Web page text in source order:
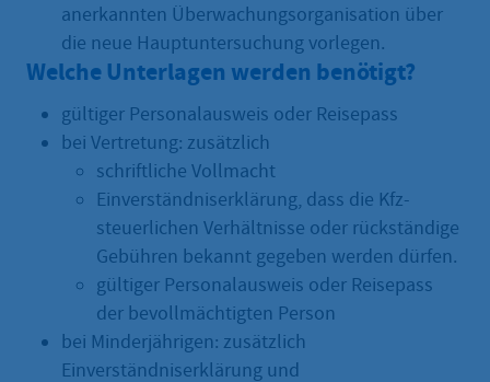
anerkannten Überwachungsorganisation über
die neue Hauptuntersuchung vorlegen.
Welche Unterlagen werden benötigt?
gültiger Personalausweis oder Reisepass
bei Vertretung: zusätzlich
schriftliche Vollmacht
Einverständniserklärung, dass die Kfz-
steuerlichen Verhältnisse oder rückständige
Gebühren bekannt gegeben werden dürfen.
gültiger Personalausweis oder Reisepass
der bevollmächtigten Person
bei Minderjährigen: zusätzlich
Einverständniserklärung und